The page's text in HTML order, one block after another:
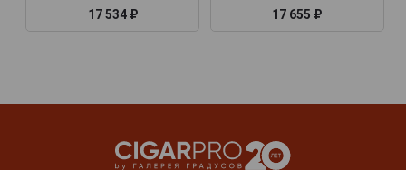
17 534 ₽
17 655 ₽